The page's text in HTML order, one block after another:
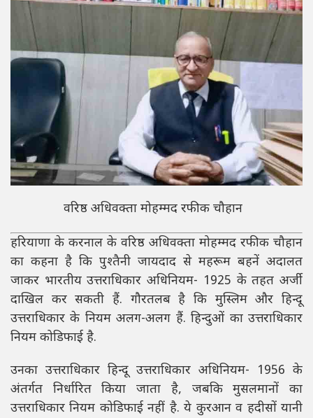
वरिष्ठ अधिवक्ता मोहम्मद रफीक चौहान
हरियाणा के करनाल के वरिष्ठ अधिवक्ता मोहम्मद रफीक चौहान
का कहना है कि पुश्तैनी जायदाद से महरूम बहनें अदालत
जाकर भारतीय उत्तराधिकार अधिनियम- 1925 के तहत अर्जी
दाखिल कर सकती हैं. गौरतलब है कि मुस्लिम और हिन्दू
उत्तराधिकार के नियम अलग-अलग हैं. हिन्दुओं का उत्तराधिकार
नियम कोडिफाई है.
उनका उत्तराधिकार हिन्दू उत्तराधिकार अधिनियम- 1956 के
अंतर्गत निर्धारित किया जाता है, जबकि मुसलमानों का
उत्तराधिकार नियम कोडिफाई नहीं है. ये कुरआन व हदीसों यानी